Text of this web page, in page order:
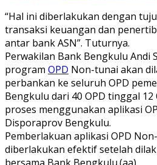
“Hal ini diberlakukan dengan
transaksi keuangan dan
antar bank ASN”. Tuturnya.
Perwakilan Bank Bengkulu Andi
program OPD Non-tunai akan
perbankan ke seluruh OPD
Bengkulu dari 40 OPD tinggal 12
proses menggunakan aplikasi
Disporaprov Bengkulu.
Pemberlakuan aplikasi OPD
diberlakukan efektif setelah